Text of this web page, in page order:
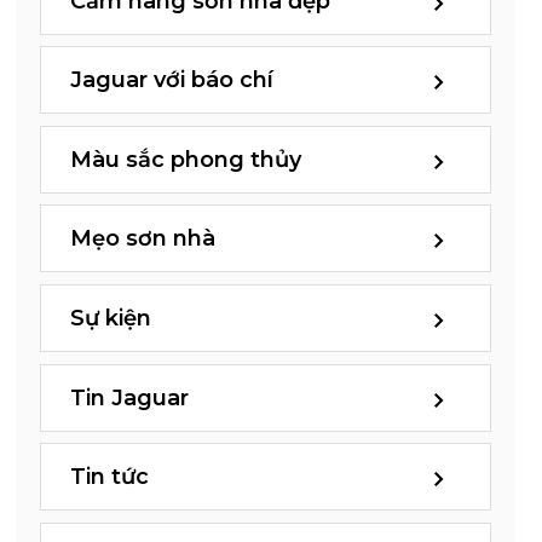
Jaguar với báo chí
Màu sắc phong thủy
Mẹo sơn nhà
Sự kiện
Tin Jaguar
Tin tức